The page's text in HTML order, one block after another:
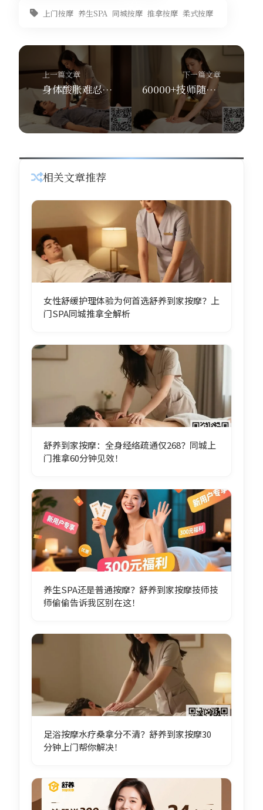
上门按摩 养生SPA 同城按摩 推拿按摩 柔式按摩
上一篇文章
身体酸胀难忍？舒养到家按摩30分钟上门解救你
下一篇文章
60000+技师随时待命！舒养到家按摩带你体验深层舒缓，同城上门仅需30分钟
相关文章推荐
女性舒缓护理体验为何首选舒养到家按摩？上
门SPA同城推拿全解析
舒养到家按摩：全身经络疏通仅268？同城上
门推拿60分钟见效！
养生SPA还是普通按摩？舒养到家按摩技师技
师偷偷告诉我区别在这！
足浴按摩水疗桑拿分不清？舒养到家按摩30
分钟上门帮你解决！